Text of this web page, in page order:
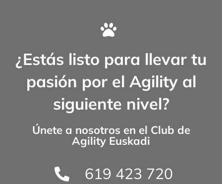
¿Estás listo para llevar tu
pasión por el Agility al
siguiente nivel?
Únete a nosotros en el Club de
Agility Euskadi
619 423 720